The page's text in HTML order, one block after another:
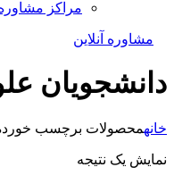
مراکز
مشاوره آنلاین
دانشجویان
خانهمحصولات برچسب
نمایش یک نتیجه